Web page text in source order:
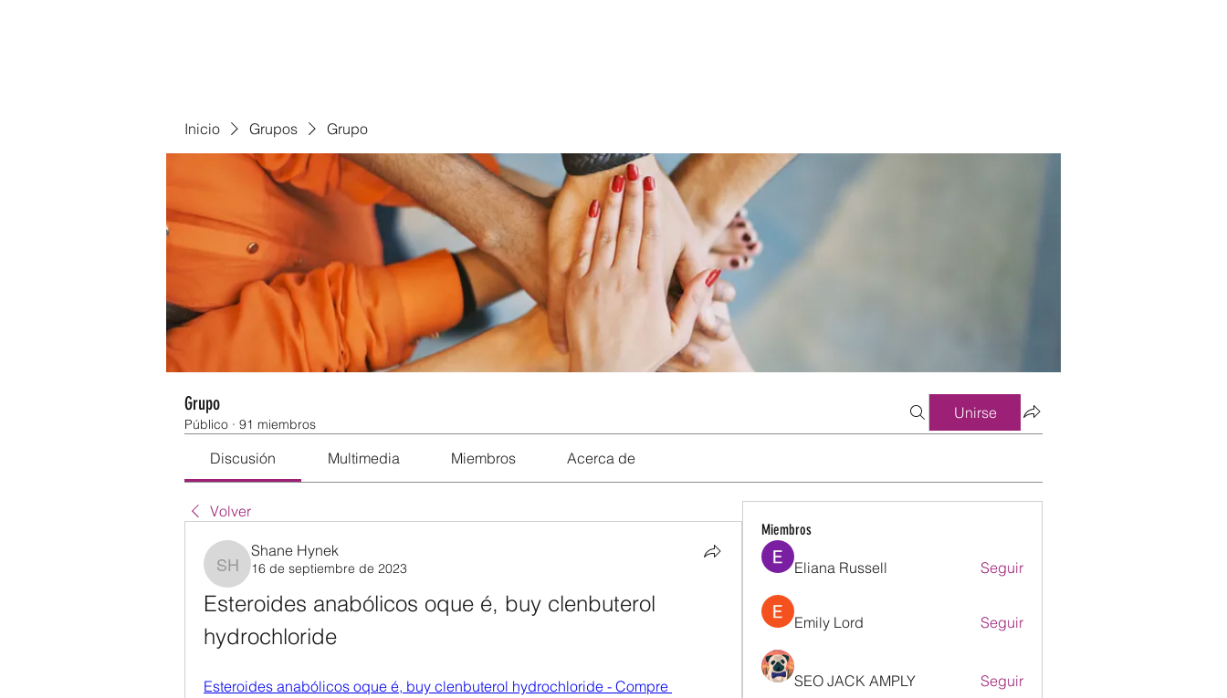
Inicio Grupos Grupo
Grupo
Público · 91 miembros
Unirse
Discusión Multimedia Miembros Acerca de
Volver
Shane Hynek
Shane Hynek
16 de septiembre de 2023
Esteroides anabólicos oque é, buy clenbuterol
hydrochloride
Esteroides anabólicos oque é, buy clenbuterol hydrochloride - Compre
Miembros
Eliana Russell Seguir
Emily Lord Seguir
SEO JACK AMPLY Seguir